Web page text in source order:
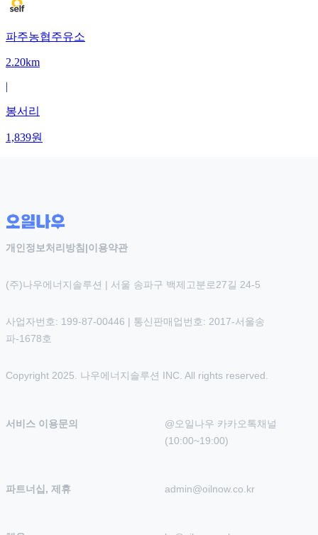
파주농협주유소
2.20km
|
봉서리
1,839원
개인정보처리방침 |이용약관
(주)나우에너지솔루션 | 서울 송파구 백제고분로27길 24-5
사업자번호: 199-87-00446 | 통신판매업번호: 2017-서울송
파-1678호
Copyright 2025. 나우에너지솔루션 INC. All rights reserved.
서비스 이용문의
@오일나우 카카오톡채널
(10:00~19:00)
파트너십, 제휴 admin@oilnow.co.kr